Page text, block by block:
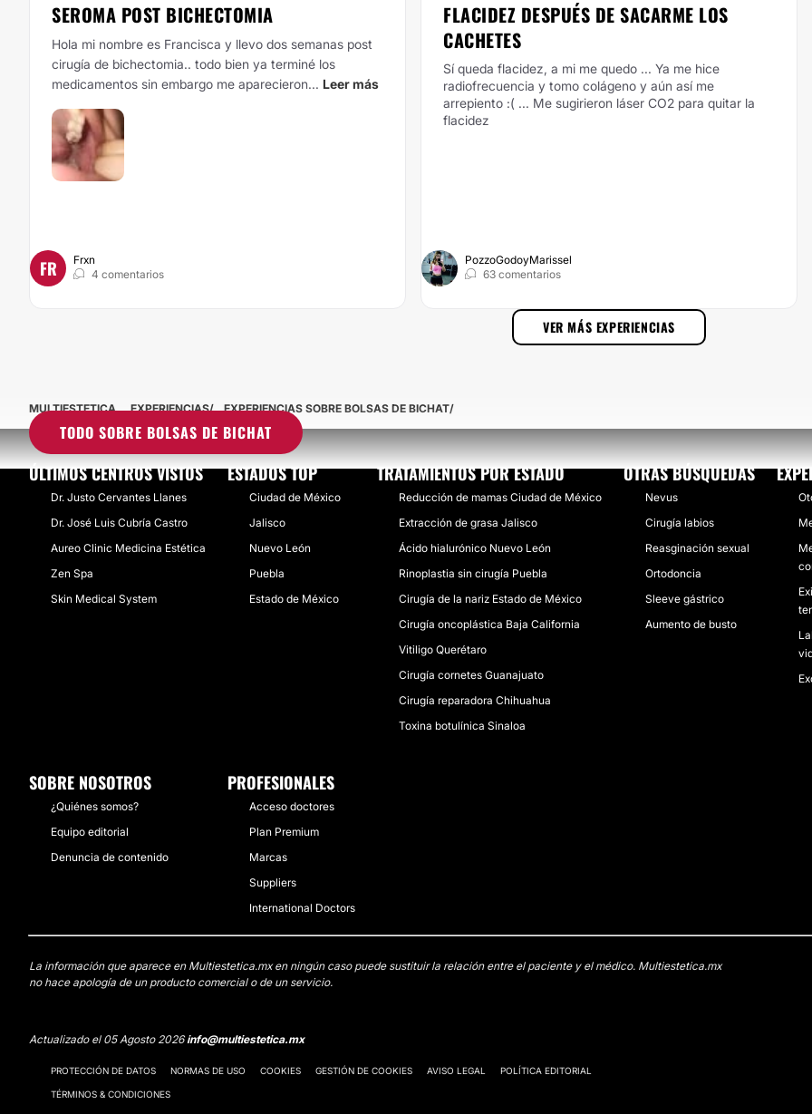
SEROMA POST BICHECTOMIA
Hola mi nombre es Francisca y llevo dos semanas post
cirugía de bichectomia.. todo bien ya terminé los
medicamentos sin embargo me aparecieron... Leer más
FR
Frxn
4 comentarios
FLACIDEZ DESPUÉS DE SACARME LOS
CACHETES
Sí queda flacidez, a mi me quedo ... Ya me hice
radiofrecuencia y tomo colágeno y aún así me
arrepiento :( ... Me sugirieron láser CO2 para quitar la
flacidez
PozzoGodoyMarissel
63 comentarios
VER MÁS EXPERIENCIAS
TODO SOBRE BOLSAS DE BICHAT
MULTIESTETICA EXPERIENCIAS EXPERIENCIAS SOBRE BOLSAS DE BICHAT
ÚLTIMOS CENTROS VISTOS
Dr. Justo Cervantes Llanes
Dr. José Luis Cubría Castro
Aureo Clinic Medicina Estética
Zen Spa
Skin Medical System
ESTADOS TOP
Ciudad de México
Jalisco
Nuevo León
Puebla
Estado de México
TRATAMIENTOS POR ESTADO
Reducción de mamas Ciudad de México
Extracción de grasa Jalisco
Ácido hialurónico Nuevo León
Rinoplastia sin cirugía Puebla
Cirugía de la nariz Estado de México
Cirugía oncoplástica Baja California
Vitiligo Querétaro
Cirugía cornetes Guanajuato
Cirugía reparadora Chihuahua
Toxina botulínica Sinaloa
OTRAS BÚSQUEDAS
Nevus
Cirugía labios
Reasginación sexual
Ortodoncia
Sleeve gástrico
Aumento de busto
SOBRE NOSOTROS
¿Quiénes somos?
Equipo editorial
Denuncia de contenido
PROFESIONALES
Acceso doctores
Plan Premium
Marcas
Suppliers
International Doctors
La información que aparece en Multiestetica.mx en ningún caso puede sustituir la relación entre el paciente y el médico. Multiestetica.mx
no hace apología de un producto comercial o de un servicio.
Actualizado el 05 Agosto 2026info@multiestetica.mx
PROTECCIÓN DE DATOS NORMAS DE USO COOKIES GESTIÓN DE COOKIES AVISO LEGAL POLÍTICA EDITORIAL
TÉRMINOS & CONDICIONES